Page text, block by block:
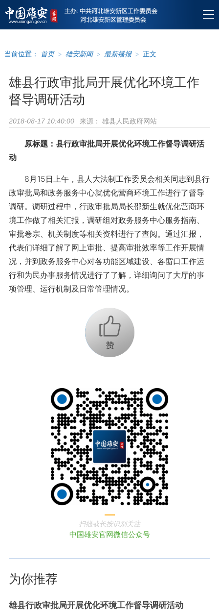
当前位置： 首页 > 雄安新闻 > 最新播报 > 正文
雄县行政审批局开展优化环境工作
督导调研活动
2018-08-17 10:40:00 来源： 雄县人民政府网站
原标题：县行政审批局开展优化环境工作督导调研活
动
8月15日上午，县人大法制工作委员会相关同志到县行
政审批局和政务服务中心就优化营商环境工作进行了督导
调研。调研过程中，行政审批局局长邵新生就优化营商环
境工作做了相关汇报，调研组对政务服务中心服务指南、
审批卷宗、机关制度等相关资料进行了查阅。通过汇报，
代表们详细了解了网上审批、提高审批效率等工作开展情
况，并到政务服务中心对各功能区域建设、各窗口工作运
行和为民办事服务情况进行了了解，详细询问了大厅的事
项管理、运行机制及日常管理情况。
+1
扫描或长按识别关注
中国雄安官网微信公众号
为你推荐
雄县行政审批局开展优化环境工作督导调研活动